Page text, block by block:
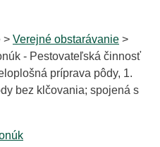
> Verejné obstarávanie >
- Pestovateľská činnosť
príprava pôdy, 1.
bez klčovania; spojená s